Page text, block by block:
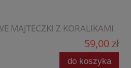
MAJTECZKI Z KORALIKAMI
59,00 zł
do koszyka